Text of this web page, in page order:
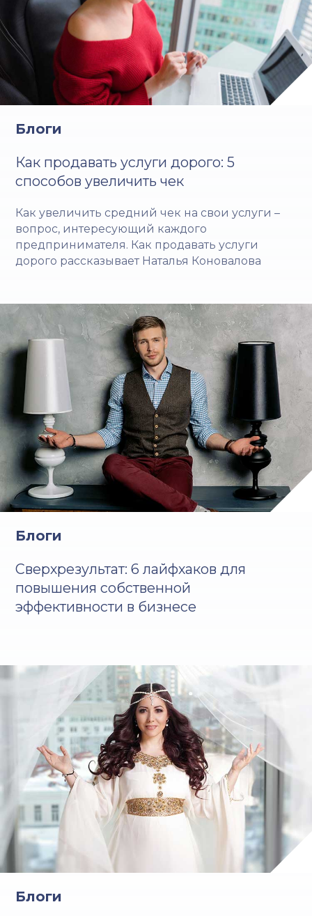
Блоги
Как продавать услуги дорого: 5
способов увеличить чек
Как увеличить средний чек на свои услуги –
вопрос, интересующий каждого
предпринимателя. Как продавать услуги
дорого рассказывает Наталья Коновалова
Блоги
Сверхрезультат: 6 лайфхаков для
повышения собственной
эффективности в бизнесе
Блоги